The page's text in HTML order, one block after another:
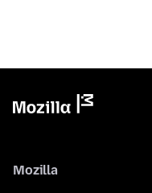
Mozilla